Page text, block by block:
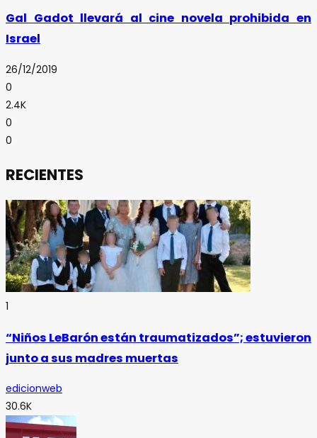
Gal Gadot llevará al cine novela prohibida en
Israel
26/12/2019
0
2.4K
0
0
RECIENTES
1
“Niños LeBarón están traumatizados”; estuvieron
junto a sus madres muertas
edicionweb
30.6K